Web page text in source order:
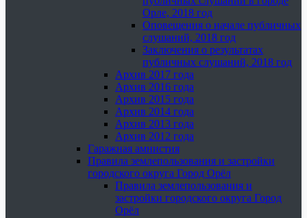
Орле, 2018 год
Оповещения о начале публичных
слушаний, 2018 год
Заключения о результатах
публичных слушаний, 2018 год
Архив 2017 года
Архив 2016 года
Архив 2015 года
Архив 2014 года
Архив 2013 года
Архив 2012 года
Гаражная амнистия
Правила землепользования и застройки
городского округа Город Орёл
Правила землепользования и
застройки городского округа Город
Орёл